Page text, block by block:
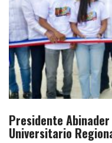
Presidente
Universitario